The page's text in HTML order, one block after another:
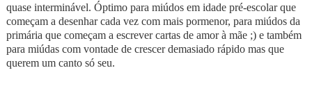
quase interminável. Óptimo para miúdos em idade pré-escolar que
começam a desenhar cada vez com mais pormenor, para miúdos da
primária que começam a escrever cartas de amor à mãe ;) e também
para miúdas com vontade de crescer demasiado rápido mas que
querem um canto só seu.